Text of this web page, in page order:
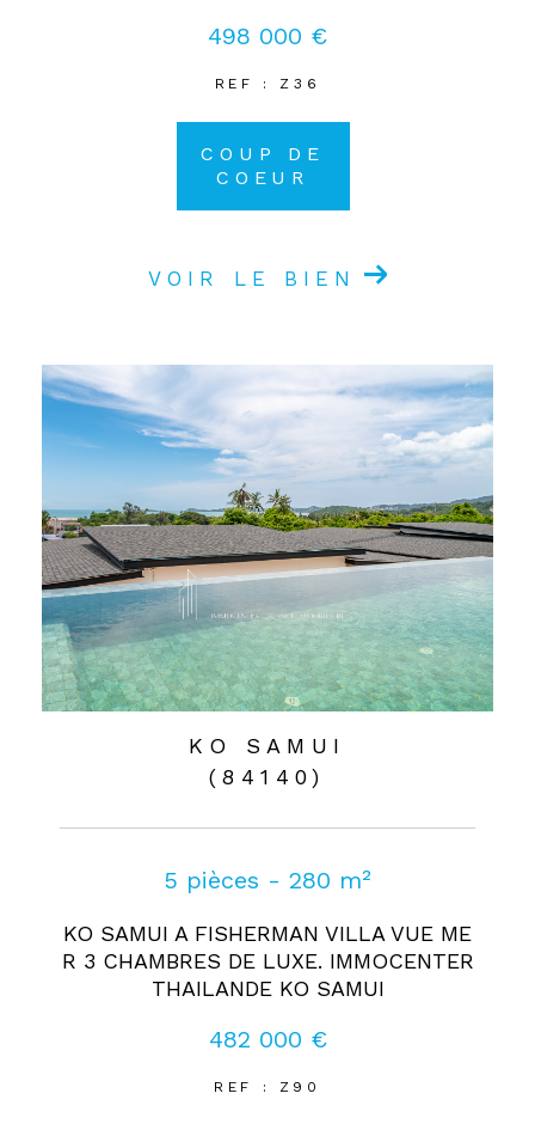
498 000 €
REF : Z36
COUP DE
COEUR
VOIR LE BIEN
KO SAMUI
(84140)
5 pièces - 280 m²
KO SAMUI A FISHERMAN VILLA VUE ME
R 3 CHAMBRES DE LUXE. IMMOCENTER
THAILANDE KO SAMUI
482 000 €
REF : Z90